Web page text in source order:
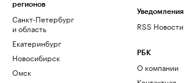
регионов
Санкт-Петербург
и область
Екатеринбург
Новосибирск
Омск
Уведомления
RSS Новости
РБК
О компании